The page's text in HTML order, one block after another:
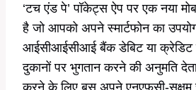
‘टच एंड पे’ पॉकेट्स ऐप पर एक नया
है जो आपको अपने स्मार्टफोन का
आईसीआईसीआई बैंक डेबिट या क्रेडिट
दुकानों पर भुगतान करने की अनुमति
करने के लिए बस अपने एनएफसी-सक्षम